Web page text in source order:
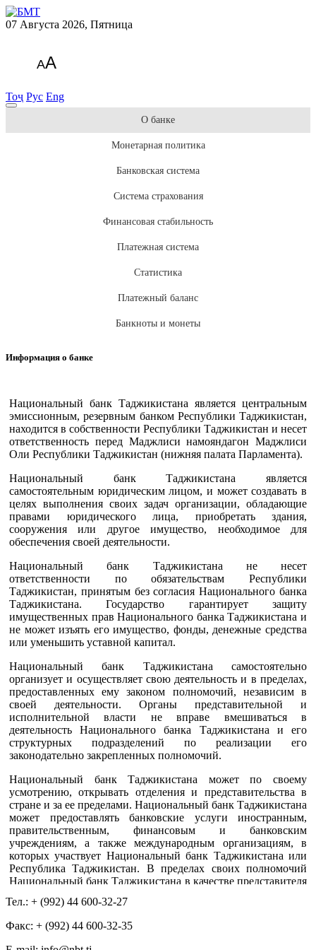
07 Августа 2026, Пятница
AA
Тоҷ Рус Eng
О банке
Монетарная политика
Банковская система
Система страхования
Финансовая стабильность
Платежная система
Статистика
Платежный баланс
Банкноты и монеты
Информация о банке
Национальный банк Таджикистана является центральным
эмиссионным, резервным банком Республики Таджикистан,
находится в собственности Республики Таджикистан и несет
ответственность перед Маджлиси намояндагон Маджлиси
Оли Республики Таджикистан (нижняя палата Парламента).
Национальный банк Таджикистана является
самостоятельным юридическим лицом, и может создавать в
целях выполнения своих задач организации, обладающие
правами юридического лица, приобретать здания,
сооружения или другое имущество, необходимое для
обеспечения своей деятельности.
Национальный банк Таджикистана не несет
ответственности по обязательствам Республики
Таджикистан, принятым без согласия Национального банка
Таджикистана. Государство гарантирует защиту
имущественных прав Национального банка Таджикистана и
не может изъять его имущество, фонды, денежные средства
или уменьшить уставной капитал.
Национальный банк Таджикистана самостоятельно
организует и осуществляет свою деятельность и в пределах,
предоставленных ему законом полномочий, независим в
своей деятельности. Органы представительной и
исполнительной власти не вправе вмешиваться в
деятельность Национального банка Таджикистана и его
структурных подразделений по реализации его
законодательно закрепленных полномочий.
Национальный банк Таджикистана может по своему
усмотрению, открывать отделения и представительства в
стране и за ее пределами. Национальный банк Таджикистана
может предоставлять банковские услуги иностранным,
правительственным, финансовым и банковским
учреждениям, а также международным организациям, в
которых участвует Национальный банк Таджикистана или
Республика Таджикистан. В пределах своих полномочий
Национальный банк Таджикистана в качестве представителя
обязательства и выполнять операции, связанные с участием
Республики Таджикистан в международных организациях.
Национальный банк Таджикистана подотчетен Маджлиси
Тел.: + (992) 44 600-32-27
Факс: + (992) 44 600-32-35